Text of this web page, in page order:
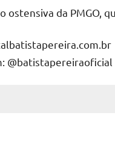
ostensiva da PMGO,
@batistapereiraoficial